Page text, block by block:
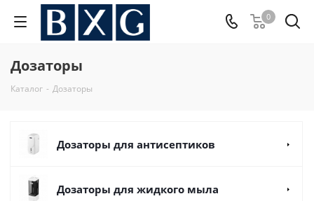
0
Дозаторы
Каталог - Дозаторы
Дозаторы для антисептиков
Дозаторы для жидкого мыла